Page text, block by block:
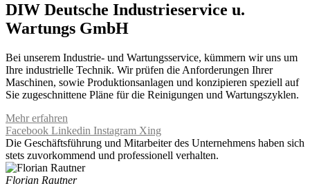
DIW Deutsche Industrieservice u.
Wartungs GmbH
Bei unserem Industrie- und Wartungsservice, kümmern wir uns um
Ihre industrielle Technik. Wir prüfen die Anforderungen Ihrer
Maschinen, sowie Produktionsanlagen und konzipieren speziell auf
Sie zugeschnittene Pläne für die Reinigungen und Wartungszyklen.
Mehr erfahren
Facebook Linkedin Instagram Xing
Die Geschäftsführung und Mitarbeiter des Unternehmens haben sich
stets zuvorkommend und professionell verhalten.
Florian Rautner